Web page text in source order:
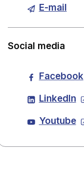
E-mail
Social media
Facebook
LinkedIn
Youtube